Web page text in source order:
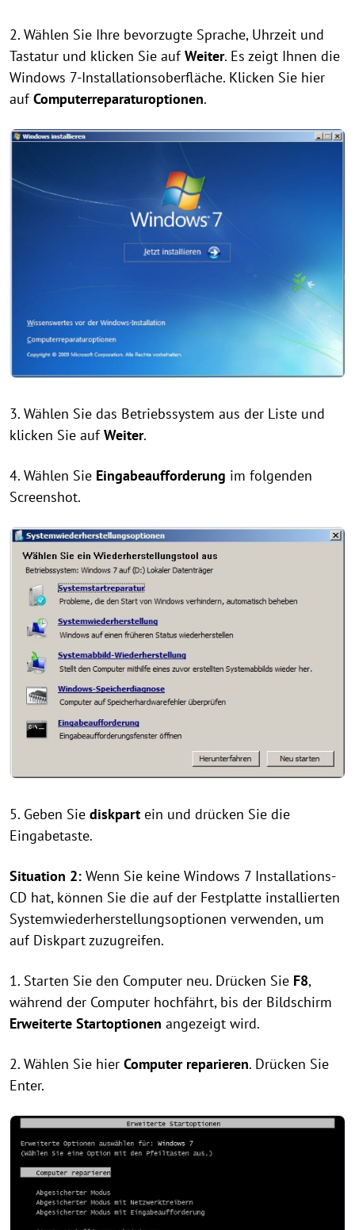
2. Wählen Sie Ihre bevorzugte Sprache, Uhrzeit und
Tastatur und klicken Sie aufWeiter. Es zeigt Ihnen die
Windows 7-Installationsoberfläche. Klicken Sie hier
aufComputerreparaturoptionen.
3. Wählen Sie das Betriebssystem aus der Liste und
klicken Sie aufWeiter.
4. Wählen Sie Eingabeaufforderung im folgenden
Screenshot.
5. Geben Sie diskpart ein und drücken Sie die
Eingabetaste.
Situation 2: Wenn Sie keine Windows 7 Installations-
CD hat, können Sie die auf der Festplatte installierten
Systemwiederherstellungsoptionen verwenden, um
auf Diskpart zuzugreifen.
1. Starten Sie den Computer neu. Drücken Sie F8,
während der Computer hochfährt, bis der Bildschirm
Erweiterte Startoptionen angezeigt wird.
2. Wählen Sie hier Computer reparieren. Drücken Sie
Enter.